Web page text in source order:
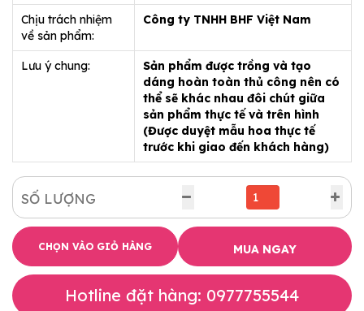
Chịu trách nhiệm
về sản phẩm:
Công ty TNHH BHF Việt Nam
Lưu ý chung:
Sản phẩm được trồng và tạo
dáng hoàn toàn thủ công nên có
thể sẽ khác nhau đôi chút giữa
sản phẩm thực tế và trên hình
(Được duyệt mẫu hoa thực tế
trước khi giao đến khách hàng)
SỐ LƯỢNG
CHỌN VÀO GIỎ HÀNG MUA NGAY
Hotline đặt hàng: 0977755544